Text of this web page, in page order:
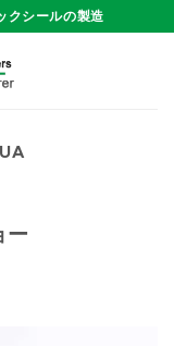
クシールの製造
ー